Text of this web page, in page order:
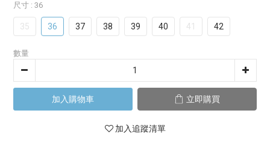
尺寸 : 36
35 36 37 38 39 40 41 42
數量
加入購物車 立即購買
加入追蹤清單